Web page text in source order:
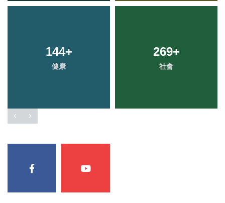
144+
健康
269+
社會